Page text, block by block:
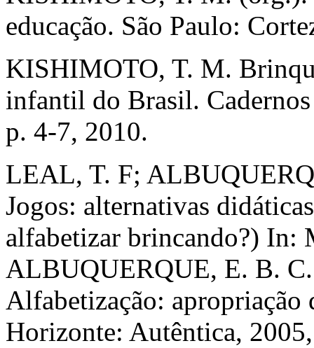
educação. São Paulo:
KISHIMOTO, T. M.
infantil do Brasil.
p. 4-7, 2010.
LEAL, T. F;
Jogos: alternativas
alfabetizar brincando?) In:
ALBUQUERQUE, E. B.
Alfabetização: apropriação
Horizonte: Autêntica,